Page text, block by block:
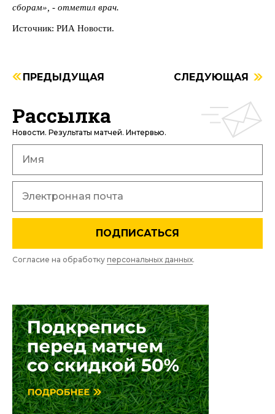
сборам», - отметил врач.
Источник: РИА Новости.
ПРЕДЫДУЩАЯ СЛЕДУЮЩАЯ
Рассылка
Новости. Результаты матчей. Интервью.
ПОДПИСАТЬСЯ
Согласие на обработку персональных данных.